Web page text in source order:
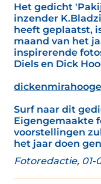
Het gedicht
inzender
heeft geplaatst,
maand van het
inspirerende
Diels en Dick
Surf naar dit
Eigengemaakte
voorstellingen
het jaar doen
Fotoredactie, 01-